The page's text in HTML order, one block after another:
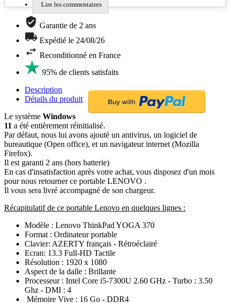
Lire les commentaires
Garantie de 2 ans
Expédié le 24/08/26
Reconditionné en France
95% de clients satisfaits
Description
Détails du produit
Le système Windows
11 a été entièrement réinitialisé.
Par défaut, nous lui avons ajouté un antivirus, un logiciel de
bureautique (Open office), et un navigateur internet (Mozilla
Firefox).
Il est garanti 2 ans (hors batterie)
En cas d'insatisfaction après votre achat, vous disposez d'un mois
pour nous retourner ce portable LENOVO .
Il vous sera livré accompagné de son chargeur.
Récapitulatif de ce portable Lenovo en quelques lignes :
Modèle : Lenovo ThinkPad YOGA 370
Format : Ordinateur portable
Clavier: AZERTY français - Rétroéclairé
Ecran: 13.3 Full-HD Tactile
Résolution : 1920 x 1080
Aspect de la dalle : Brillante
Processeur : Intel Core i5-7300U 2.60 GHz - Turbo : 3.50
Ghz - DMI : 4
Mémoire Vive : 16 Go - DDR4